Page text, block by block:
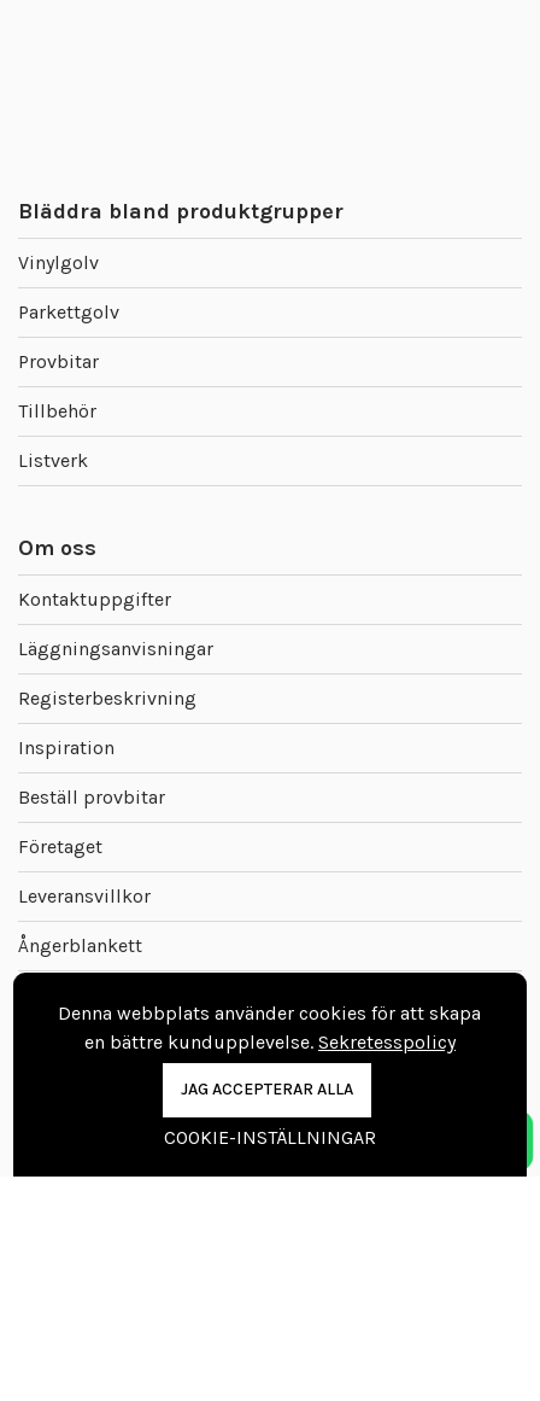
Bläddra bland produktgrupper
Vinylgolv
Parkettgolv
Provbitar
Tillbehör
Listverk
Om oss
Kontaktuppgifter
Läggningsanvisningar
Registerbeskrivning
Inspiration
Beställ provbitar
Företaget
Leveransvillkor
Ångerblankett
Följ oss
Denna webbplats använder cookies för att skapa
en bättre kundupplevelse. Sekretesspolicy
JAG ACCEPTERAR ALLA
COOKIE-INSTÄLLNINGAR